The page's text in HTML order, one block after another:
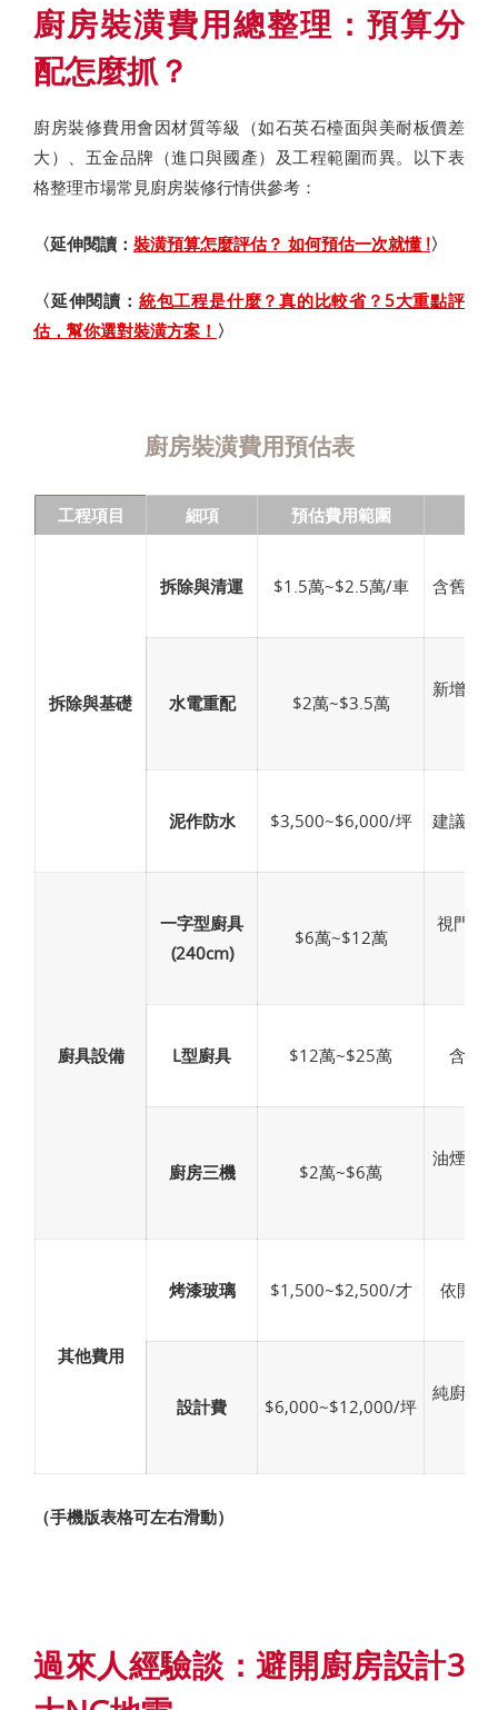
廚房裝潢費用總整理：預算分
配怎麼抓？
廚房裝修費用會因材質等級（如石英石檯面與美耐板價差
大）、五金品牌（進口與國產）及工程範圍而異。以下表
格整理市場常見廚房裝修行情供參考：
〈延伸閱讀： 裝潢預算怎麼評估？ 如何預估一次就懂 !〉
〈延伸閱讀： 統包工程是什麼？真的比較省？5大重點評
估，幫你選對裝潢方案！ 〉
廚房裝潢費用預估表
工程項目 細項 預估費用範圍
拆除與基礎
拆除與清運 $1.5萬~$2.5萬/車 含舊廚
水電重配 $2萬~$3.5萬
新增迴
泥作防水 $3,500~$6,000/坪 建議全
廚具設備
一字型廚具
(240cm)
$6萬~$12萬
視門片/
L型廚具 $12萬~$25萬 含轉
廚房三機 $2萬~$6萬
油煙機
其他費用
烤漆玻璃 $1,500~$2,500/才 依開孔
設計費 $6,000~$12,000/坪
純廚具
（手機版表格可左右滑動）
過來人經驗談：避開廚房設計3